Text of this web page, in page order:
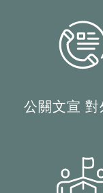
公關文宣 對